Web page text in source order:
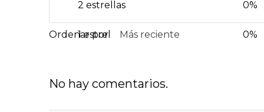
2 estrellas 0%
1 estrella 0%
Más reciente
No hay comentarios.